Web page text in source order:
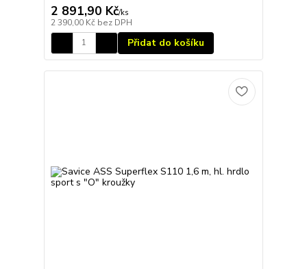
2 891,90 Kč/ks
2 390,00 Kč bez DPH
Přidat do košíku